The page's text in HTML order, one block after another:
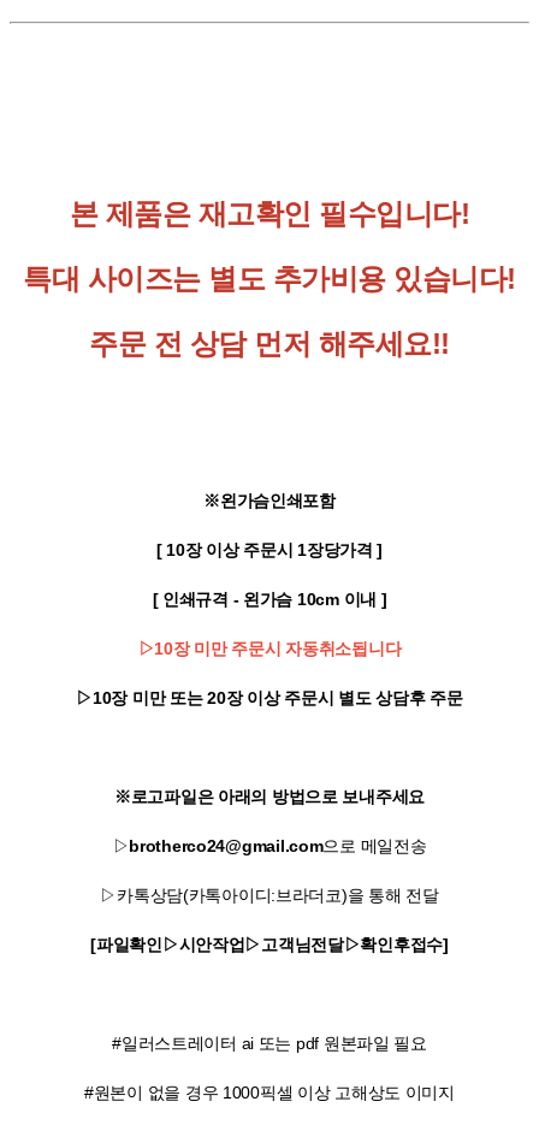
본 제품은 재고확인 필수입니다!
특대 사이즈는 별도 추가비용 있습니다!
주문 전 상담 먼저 해주세요!!
※왼가슴인쇄포함
[ 10장 이상 주문시 1장당가격 ]
[ 인쇄규격 - 왼가슴 10cm 이내 ]
▷10장 미만 주문시 자동취소됩니다
▷10장 미만 또는 20장 이상 주문시 별도 상담후 주문
※로고파일은 아래의 방법으로 보내주세요
▷brotherco24@gmail.com으로 메일전송
▷카톡상담(카톡아이디:브라더코)을 통해 전달
[파일확인▷시안작업▷고객님전달▷확인후접수]
#일러스트레이터 ai 또는 pdf 원본파일 필요
#원본이 없을 경우 1000픽셀 이상 고해상도 이미지